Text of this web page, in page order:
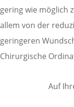
gering wie möglich
allem von der
geringeren
Chirurgische
Auf